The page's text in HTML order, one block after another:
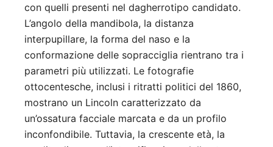
con quelli presenti nel dagherrotipo candidato.
L’angolo della mandibola, la distanza
interpupillare, la forma del naso e la
conformazione delle sopracciglia rientrano tra i
parametri più utilizzati. Le fotografie
ottocentesche, inclusi i ritratti politici del 1860,
mostrano un Lincoln caratterizzato da
un’ossatura facciale marcata e da un profilo
inconfondibile. Tuttavia, la crescente età, la